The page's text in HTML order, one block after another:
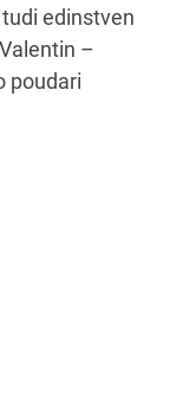
edinstven
–
poudari